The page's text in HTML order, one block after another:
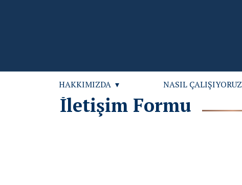
HAKKIMIZDA NASIL ÇALIŞIYORUZ
İletişim Formu